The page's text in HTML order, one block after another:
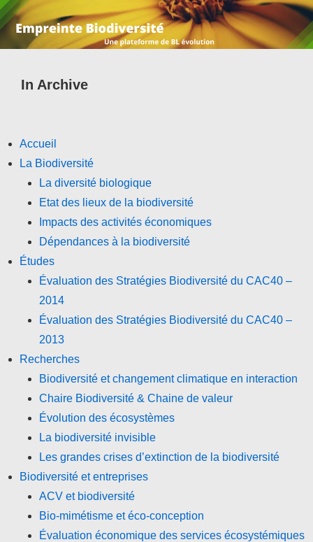
In Archive
Accueil
La Biodiversité
La diversité biologique
Etat des lieux de la biodiversité
Impacts des activités économiques
Dépendances à la biodiversité
Études
Évaluation des Stratégies Biodiversité du CAC40 –
2014
Évaluation des Stratégies Biodiversité du CAC40 –
2013
Recherches
Biodiversité et changement climatique en interaction
Chaire Biodiversité & Chaine de valeur
Évolution des écosystèmes
La biodiversité invisible
Les grandes crises d’extinction de la biodiversité
Biodiversité et entreprises
ACV et biodiversité
Bio-mimétisme et éco-conception
Évaluation économique des services écosystémiques